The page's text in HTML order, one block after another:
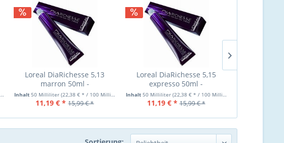
Loreal DiaRichesse 5,13
marron 50ml -
Intensivtönung
Inhalt 50 Milliliter (22,38 € * / 100 Milliliter)
11,19 € * 15,99 € *
Loreal DiaRichesse 5,15
expresso 50ml -
Intensivtönung
Inhalt 50 Milliliter (22,38 € * / 100 Milliliter)
11,19 € * 15,99 € *